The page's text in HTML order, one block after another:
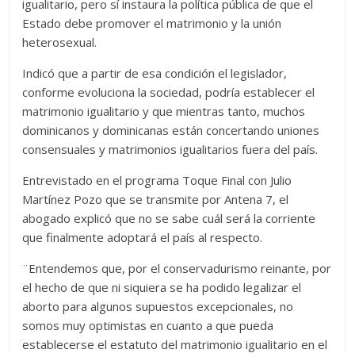
igualitario, pero sí instaura la política pública de que el
Estado debe promover el matrimonio y la unión
heterosexual.
Indicó que a partir de esa condición el legislador,
conforme evoluciona la sociedad, podría establecer el
matrimonio igualitario y que mientras tanto, muchos
dominicanos y dominicanas están concertando uniones
consensuales y matrimonios igualitarios fuera del país.
Entrevistado en el programa Toque Final con Julio
Martínez Pozo que se transmite por Antena 7, el
abogado explicó que no se sabe cuál será la corriente
que finalmente adoptará el país al respecto.
¨Entendemos que, por el conservadurismo reinante, por
el hecho de que ni siquiera se ha podido legalizar el
aborto para algunos supuestos excepcionales, no
somos muy optimistas en cuanto a que pueda
establecerse el estatuto del matrimonio igualitario en el